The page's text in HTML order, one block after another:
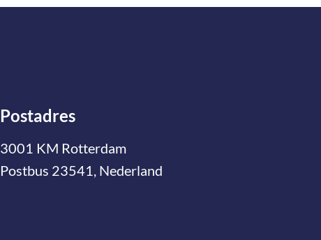
Postadres
3001 KM Rotterdam
Postbus 23541, Nederland